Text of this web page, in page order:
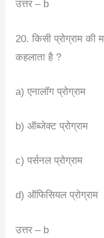
उत्तर – b
20. किसी प्रोग्राम की
कहलाता है ?
a) एनालॉग प्रोग्राम
b) ऑब्जेक्ट प्रोग्राम
c) पर्सनल प्रोग्राम
d) ऑफिसियल प्रोग्राम
उत्तर – b